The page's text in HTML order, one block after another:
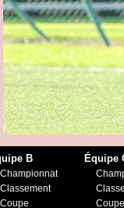
B
Championnat
Classement
Coupe
Équipe
Coupe